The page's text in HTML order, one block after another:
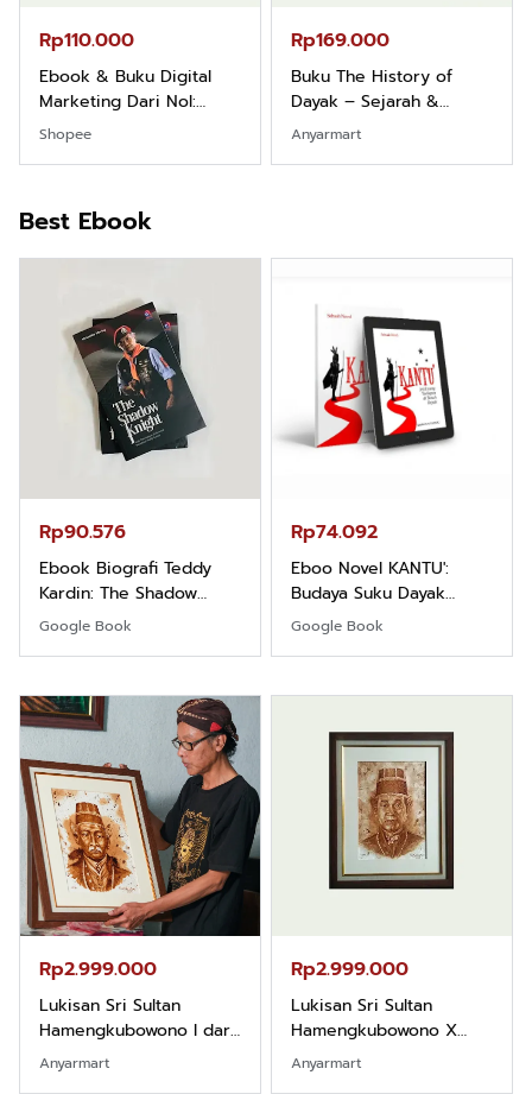
Rp110.000
Ebook & Buku Digital
Marketing Dari Nol:
Fondasi & Mindset untuk
Pemula
Shopee
Rp169.000
Buku The History of
Dayak – Sejarah &
Identitas Borneo Asli
Anyarmart
Best Ebook
Rp90.576
Ebook Biografi Teddy
Kardin: The Shadow
Khight |
Google Book
Rp74.092
Eboo Novel KANTU':
Budaya Suku Dayak
Borneo
Google Book
Rp2.999.000
Lukisan Sri Sultan
Hamengkubowono I dari
Kopi Karya Rudi Winarso
Anyarmart
Rp2.999.000
Lukisan Sri Sultan
Hamengkubowono X
dari Kopi Karya Rudi
Winarso
Anyarmart